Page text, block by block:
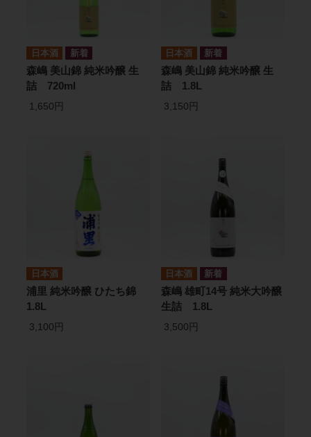
日本酒
森嶋 美山錦 純米吟醸 生
詰 720ml
1,650円
日本酒
森嶋 美山錦 純米吟醸 生
詰 1.8L
3,150円
日本酒
浦里 純米吟醸 ひたち錦
1.8L
3,100円
日本酒
森嶋 雄町14号 純米大吟醸
生詰 1.8L
3,500円